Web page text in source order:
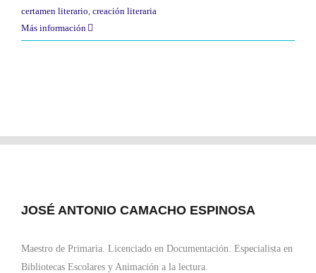
certamen literario creación literaria
Más información
JOSÉ ANTONIO CAMACHO ESPINOSA
Maestro de Primaria. Licenciado en Documentación. Especialista en
Bibliotecas Escolares y Animación a la lectura.